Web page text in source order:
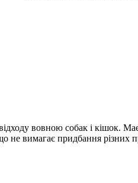
вовною собак і кішок.
не вимагає придбання різних